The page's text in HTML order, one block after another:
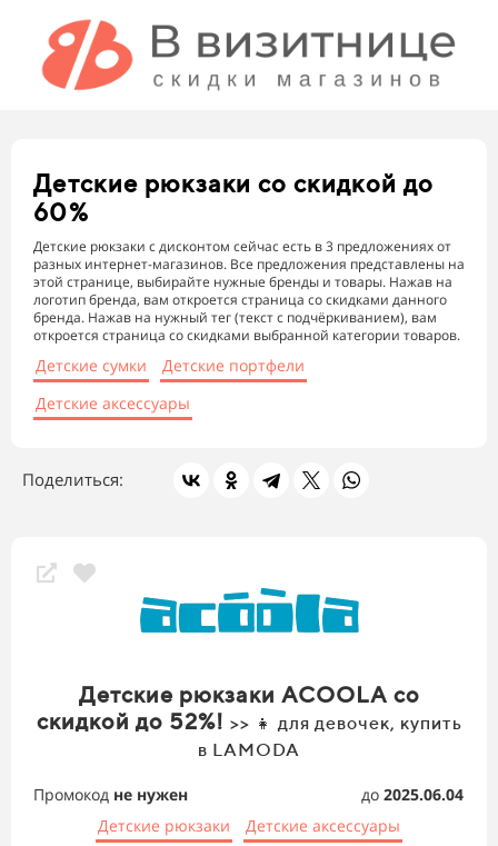
Детские рюкзаки со скидкой до
60%
Детские рюкзаки с дисконтом сейчас есть в 3 предложениях от
разных интернет-магазинов. Все предложения представлены на
этой странице, выбирайте нужные бренды и товары. Нажав на
логотип бренда, вам откроется страница со скидками данного
бренда. Нажав на нужный тег (текст с подчёркиванием), вам
откроется страница со скидками выбранной категории товаров.
Детские сумки
Детские портфели
Детские аксессуары
Поделиться:
Детские рюкзаки ACOOLA со
скидкой до 52%! >> 👧 для девочек, купить
в LAMODA
Промокод не нужен до 2025.06.04
Детские рюкзаки
Детские аксессуары